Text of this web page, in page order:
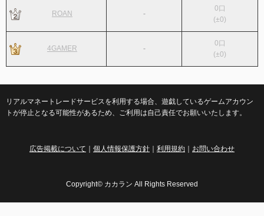
ROAN -
0 口
(±0)
4GAMER -
0 口
(±0)
リアルマネートレードサービスを利用する場合、遊戯しているゲームアカウン
トが停止となる可能性があるため、ご利用は自己責任でお願いいたします。
広告掲載について 個人情報保護方針 利用規約 お問い合わせ
Copyright© カカラン All Rights Reserved